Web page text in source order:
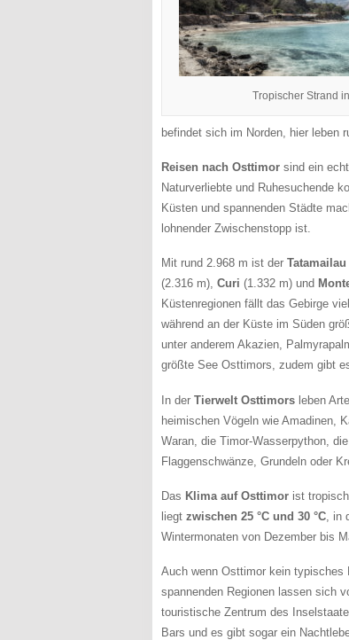
Tropischer Strand
befindet sich im Norden, hier leben
Reisen nach Osttimor sind ein
Naturverliebte und Ruhesuchende
Küsten und spannenden Städte
lohnender Zwischenstopp ist.
Mit rund 2.968 m ist der Tatamailau
(2.316 m), Curi (1.332 m) und
Küstenregionen fällt das Gebirge
während an der Küste im Süden
unter anderem Akazien,
größte See Osttimors, zudem gibt
In der Tierwelt Osttimors leben
heimischen Vögeln wie Amadinen,
Waran, die Timor-Wasserpython,
Flaggenschwänze, Grundeln oder
Das Klima auf Osttimor ist
liegt zwischen 25 °C und 30 °C ,
Wintermonaten von Dezember bis
Auch wenn Osttimor kein
spannenden Regionen lassen sich
touristische Zentrum des
Bars und es gibt sogar ein